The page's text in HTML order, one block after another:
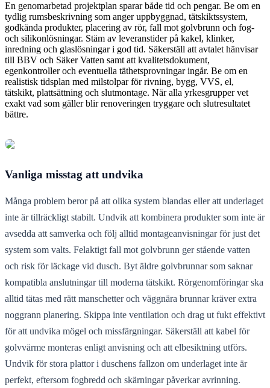
En genomarbetad projektplan sparar både tid och pengar. Be om en
tydlig rumsbeskrivning som anger uppbyggnad, tätskiktssystem,
godkända produkter, placering av rör, fall mot golvbrunn och fog-
och silikonlösningar. Stäm av leveranstider på kakel, klinker,
inredning och glaslösningar i god tid. Säkerställ att avtalet hänvisar
till BBV och Säker Vatten samt att kvalitetsdokument,
egenkontroller och eventuella täthetsprovningar ingår. Be om en
realistisk tidsplan med milstolpar för rivning, bygg, VVS, el,
tätskikt, plattsättning och slutmontage. När alla yrkesgrupper vet
exakt vad som gäller blir renoveringen tryggare och slutresultatet
bättre.
Vanliga misstag att undvika
Många problem beror på att olika system blandas eller att underlaget
inte är tillräckligt stabilt. Undvik att kombinera produkter som inte är
avsedda att samverka och följ alltid montageanvisningar för just det
system som valts. Felaktigt fall mot golvbrunn ger stående vatten
och risk för läckage vid dusch. Byt äldre golvbrunnar som saknar
kompatibla anslutningar till moderna tätskikt. Rörgenomföringar ska
alltid tätas med rätt manschetter och väggnära brunnar kräver extra
noggrann planering. Skippa inte ventilation och drag ut fukt effektivt
för att undvika mögel och missfärgningar. Säkerställ att kabel för
golvvärme monteras enligt anvisning och att elbesiktning utförs.
Undvik för stora plattor i duschens fallzon om underlaget inte är
perfekt, eftersom fogbredd och skärningar påverkar avrinning.